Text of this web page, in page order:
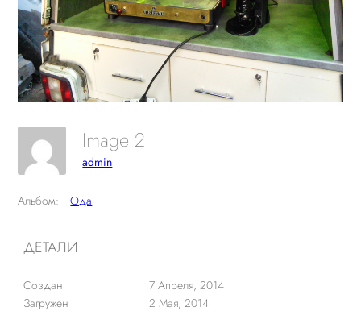
Image 2
admin
Альбом: Ода
ДЕТАЛИ
Создан
7 Апреля, 2014
Загружен
2 Мая, 2014